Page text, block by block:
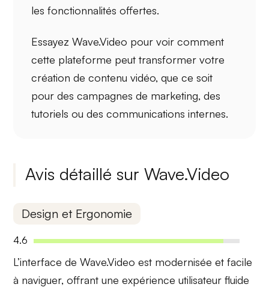
les fonctionnalités offertes.
Essayez Wave.Video pour voir comment
cette plateforme peuttransformer votre
création de contenu vidéo, que ce soit
pour des campagnes de marketing, des
tutoriels ou des communications internes.
Avis détaillé sur Wave.Video
Design et Ergonomie
4.6
L’interface de Wave.Video est modernisée et facile
à naviguer, offrant une expérience utilisateur fluide